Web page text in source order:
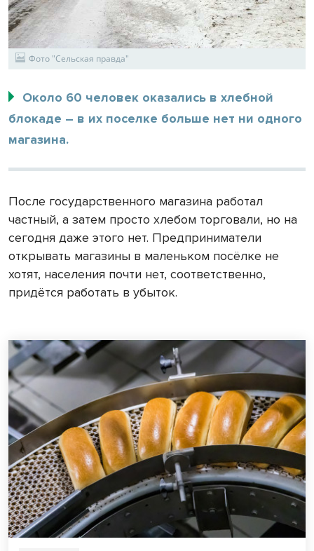
Фото "Сельская правда"
Около 60 человек оказались в хлебной
блокаде – в их поселке больше нет ни одного
магазина.
После государственного магазина работал
частный, а затем просто хлебом торговали, но на
сегодня даже этого нет. Предприниматели
открывать магазины в маленьком посёлке не
хотят, населения почти нет, соответственно,
придётся работать в убыток.